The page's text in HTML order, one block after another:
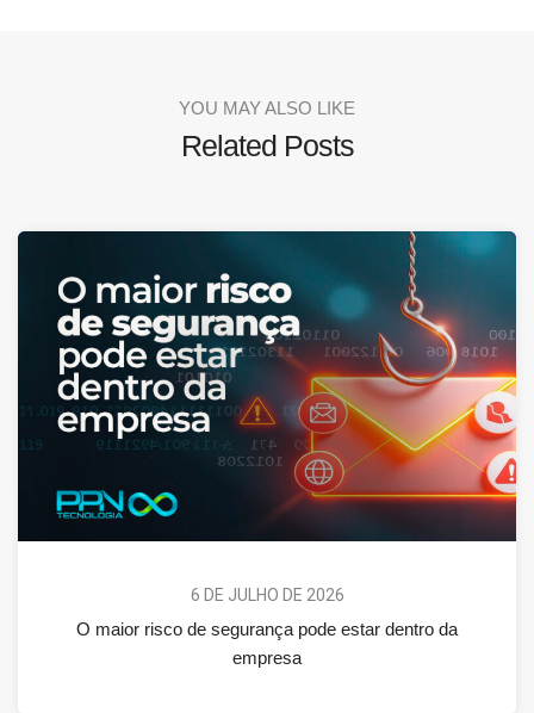
YOU MAY ALSO LIKE
Related Posts
6 DE JULHO DE 2026
O maior risco de segurança pode estar dentro da
empresa